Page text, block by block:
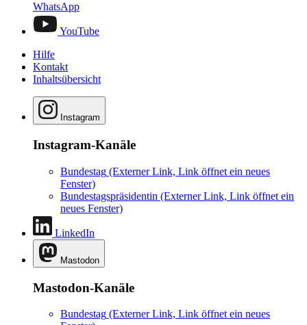
WhatsApp
YouTube
Hilfe
Kontakt
Inhaltsübersicht
Instagram
Instagram-Kanäle
Bundestag (Externer Link, Link öffnet ein neues
Fenster)
Bundestagspräsidentin (Externer Link, Link öffnet ein
neues Fenster)
LinkedIn
Mastodon
Mastodon-Kanäle
Bundestag (Externer Link, Link öffnet ein neues